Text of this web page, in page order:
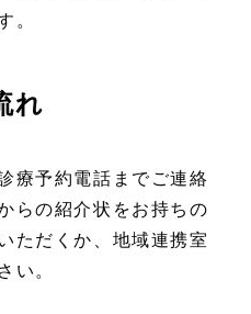
。
れ
療予約電話までご連絡
らの紹介状をお持ちの
ただくか、地域連携室
い。